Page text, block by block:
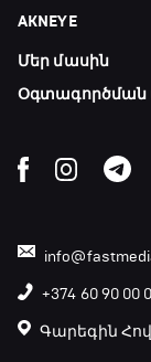
AKNEYE
Մեր մասին
Օգտագործման
+374 60 90 00
Գարեգին